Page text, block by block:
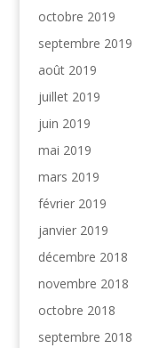
octobre 2019
septembre 2019
août 2019
juillet 2019
juin 2019
mai 2019
mars 2019
février 2019
janvier 2019
décembre 2018
novembre 2018
octobre 2018
septembre 2018